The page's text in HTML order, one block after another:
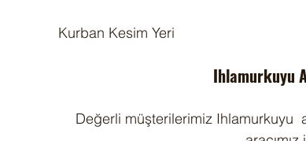
Kurban Kesim Yeri
Ihlamurkuyu
Değerli müşterilerimiz Ihlamurkuyu